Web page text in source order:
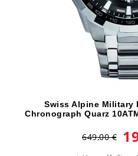
Swiss Alpine Military
Chronograph Quarz
649,00 €